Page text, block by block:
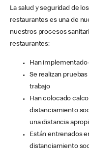
La salud y seguridad de
restaurantes es una de
nuestros procesos
restaurantes:
Han
Se realizan
trabajo
Han colocado
distanciamiento
una distancia
Están entrenados
distanciamiento